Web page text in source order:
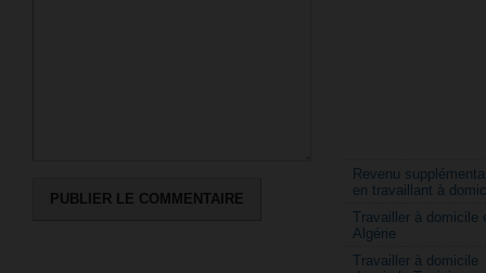
Revenu
en travaillant à
Travailler à domicile
Algérie
Travailler à domicile